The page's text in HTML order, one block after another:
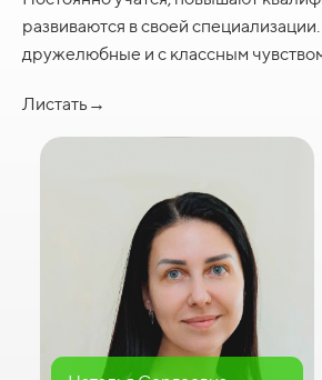
развиваются в своей
дружелюбные и с классным
Листать→